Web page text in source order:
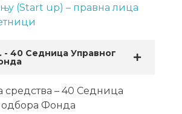
(Start up) – правна лица
- 40 Седница Управног
– 40 Седница
одбора Фонда